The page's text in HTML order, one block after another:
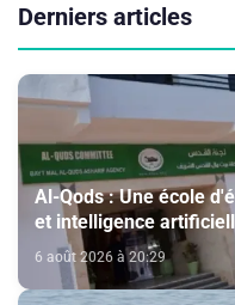
Derniers articles
Al-Qods : Une école
et intelligence
Bayt Mal Al-Qods
6 août 2026 à 20:29